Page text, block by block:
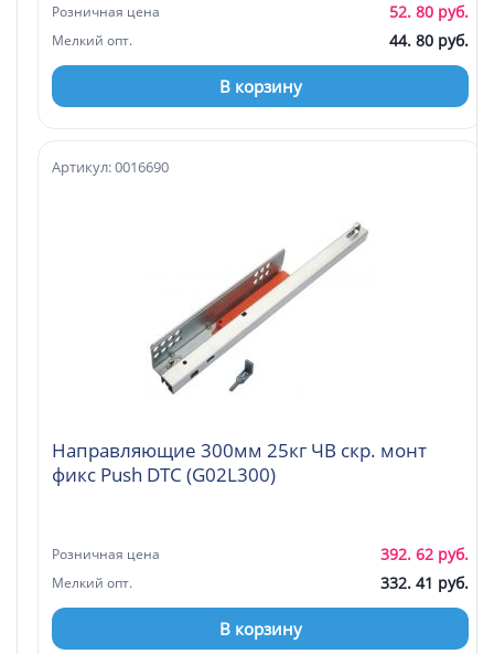
Розничная цена 52. 80 руб.
Мелкий опт. 44. 80 руб.
В корзину
Направляющие 300мм 25кг ЧВ скр. монт
фикс Push DTC (G02L300)
Артикул: 0016690
Розничная цена 392. 62 руб.
Мелкий опт. 332. 41 руб.
В корзину